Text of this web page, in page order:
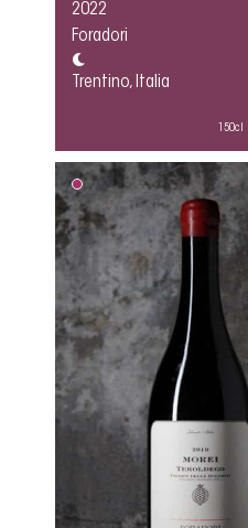
2022
Foradori
Trentino, Italia
150cl